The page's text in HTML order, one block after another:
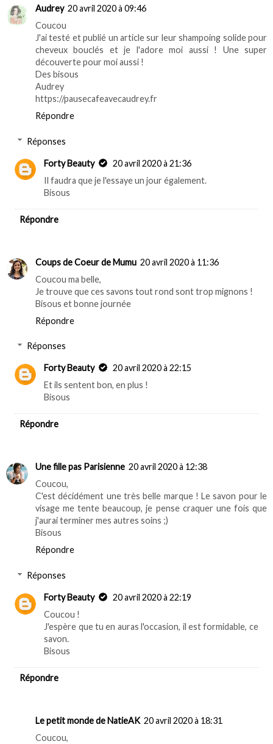
Audrey 20 avril 2020 à 09:46
Coucou
J'ai testé et publié un article sur leur shampoing solide pour
cheveux bouclés et je l'adore moi aussi ! Une super
découverte pour moi aussi !
Des bisous
Audrey
https://pausecafeavecaudrey.fr
Répondre
Réponses
Forty Beauty
20 avril 2020 à 21:36
Il faudra que je l'essaye un jour également.
Bisous
Répondre
Coups de Coeur de Mumu 20 avril 2020 à 11:36
Coucou ma belle,
Je trouve que ces savons tout rond sont trop mignons !
Bisous et bonne journée
Répondre
Réponses
Forty Beauty
20 avril 2020 à 22:15
Et ils sentent bon, en plus !
Bisous
Répondre
Une fille pas Parisienne 20 avril 2020 à 12:38
Coucou,
C'est décidément une très belle marque ! Le savon pour le
visage me tente beaucoup, je pense craquer une fois que
j'aurai terminer mes autres soins ;)
Bisous
Répondre
Réponses
Forty Beauty
20 avril 2020 à 22:19
Coucou !
J'espère que tu en auras l'occasion, il est formidable, ce
savon.
Bisous
Répondre
Le petit monde de NatieAK 20 avril 2020 à 18:31
Coucou,